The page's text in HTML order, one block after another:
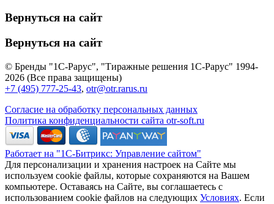
Вернуться на сайт
Вернуться на сайт
© Бренды "1С-Рарус", "Тиражные решения 1С-Рарус" 1994-
2026 (Все права защищены)
+7 (495) 777-25-43, otr@otr.rarus.ru
Согласие на обработку персональных данных
Политика конфиденциальности сайта otr-soft.ru
Работает на "1С-Битрикс: Управление сайтом"
Для персонализации и хранения настроек на Сайте мы
используем cookie файлы, которые сохраняются на Вашем
компьютере. Оставаясь на Сайте, вы соглашаетесь с
использованием cookie файлов на следующих Условиях. Если